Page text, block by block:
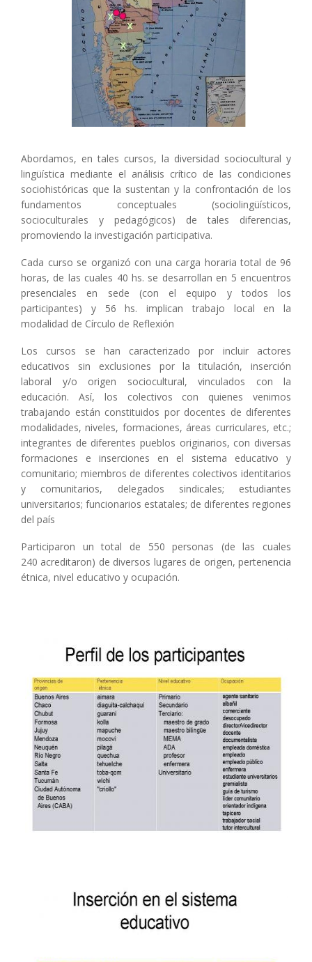
Abordamos, en tales cursos, la diversidad sociocultural y
lingüística mediante el análisis crítico de las condiciones
sociohistóricas que la sustentan y la confrontación de los
fundamentos conceptuales (sociolingüísticos,
socioculturales y pedagógicos) de tales diferencias,
promoviendo la investigación participativa.
Cada curso se organizó con una carga horaria total de 96
horas, de las cuales 40 hs. se desarrollan en 5 encuentros
presenciales en sede (con el equipo y todos los
participantes) y 56 hs. implican trabajo local en la
modalidad de Círculo de Reflexión
Los cursos se han caracterizado por incluir actores
educativos sin exclusiones por la titulación, inserción
laboral y/o origen sociocultural, vinculados con la
educación. Así, los colectivos con quienes venimos
trabajando están constituidos por docentes de diferentes
modalidades, niveles, formaciones, áreas curriculares, etc.;
integrantes de diferentes pueblos originarios, con diversas
formaciones e inserciones en el sistema educativo y
comunitario; miembros de diferentes colectivos identitarios
y comunitarios, delegados sindicales; estudiantes
universitarios; funcionarios estatales; de diferentes regiones
del país
Participaron un total de 550 personas (de las cuales
240 acreditaron) de diversos lugares de origen, pertenencia
étnica, nivel educativo y ocupación.